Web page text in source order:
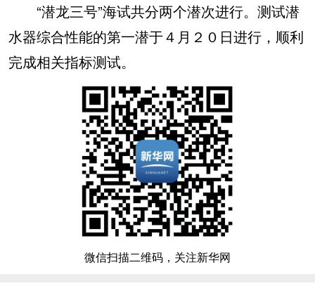
“潜龙三号”海试共分两个潜次进行。测试潜
水器综合性能的第一潜于４月２０日进行，顺利
完成相关指标测试。
微信扫描二维码，关注新华网